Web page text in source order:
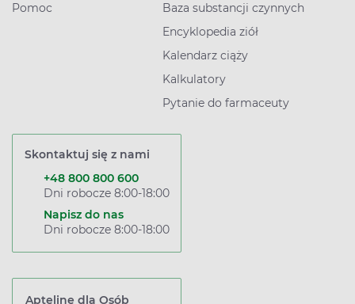
Pomoc
Baza substancji czynnych
Encyklopedia ziół
Kalendarz ciąży
Kalkulatory
Pytanie do farmaceuty
Skontaktuj się z nami
+48 800 800 600
Dni robocze 8:00-18:00
Napisz do nas
Dni robocze 8:00-18:00
Apteline dla Osób